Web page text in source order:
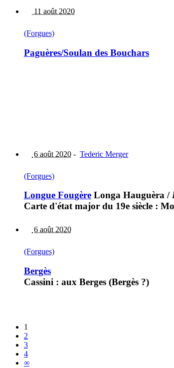
11 août 2020
(Forgues)
Paguères/Soulan des Bouchars
6 août 2020 - Tederic Merger
(Forgues)
Longue Fougère Longa Hauguèra /
Carte d'état major du 19e siècle :
6 août 2020
(Forgues)
Bergès
Cassini : aux Berges (Bergès ?)
1
2
3
4
∞